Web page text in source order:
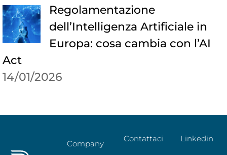
Regolamentazione
dell’Intelligenza Artificiale in
Europa: cosa cambia con l’AI
Act
14/01/2026
Company
Contattaci Linkedin